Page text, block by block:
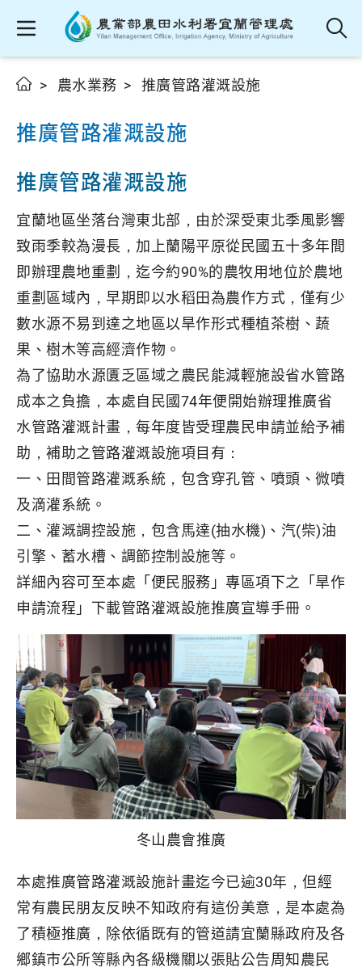
農水業務 推廣管路灌溉設施
推廣管路灌溉設施
推廣管路灌溉設施
宜蘭地區坐落台灣東北部，由於深受東北季風影響
致雨季較為漫長，加上蘭陽平原從民國五十多年間
即辦理農地重劃，迄今約90%的農牧用地位於農地
重劃區域內，早期即以水稻田為農作方式，僅有少
數水源不易到達之地區以旱作形式種植茶樹、蔬
果、樹木等高經濟作物。
為了協助水源匱乏區域之農民能減輕施設省水管路
成本之負擔，本處自民國74年便開始辦理推廣省
水管路灌溉計畫，每年度皆受理農民申請並給予補
助，補助之管路灌溉設施項目有：
一、田間管路灌溉系統，包含穿孔管、噴頭、微噴
及滴灌系統。
二、灌溉調控設施，包含馬達(抽水機)、汽(柴)油
引擎、蓄水槽、調節控制設施等。
詳細內容可至本處「便民服務」專區項下之「旱作
申請流程」下載管路灌溉設施推廣宣導手冊。
冬山農會推廣
本處推廣管路灌溉設施計畫迄今已逾30年，但經
常有農民朋友反映不知政府有這份美意，是本處為
了積極推廣，除依循既有的管道請宜蘭縣政府及各
鄉鎮市公所等縣內各級機關以張貼公告周知農民